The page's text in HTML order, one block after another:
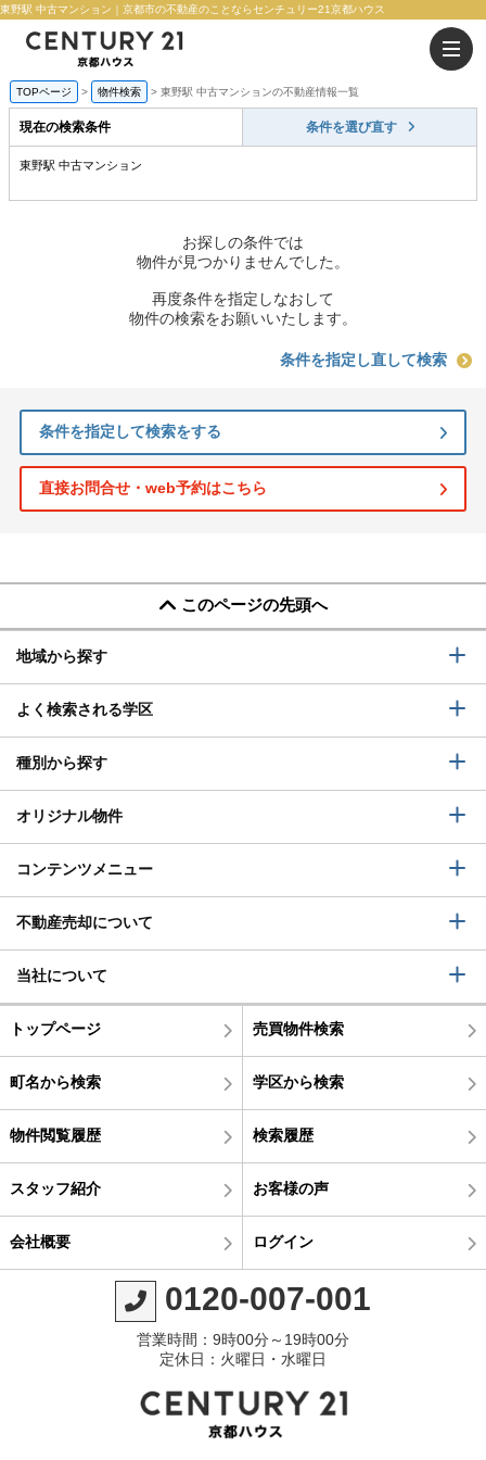
東野駅 中古マンション｜京都市の不動産のことならセンチュリー21京都ハウス
TOPページ 物件検索 東野駅 中古マンションの不動産情報一覧
現在の検索条件 条件を選び直す
東野駅 中古マンション
お探しの条件では
物件が見つかりませんでした。
再度条件を指定しなおして
物件の検索をお願いいたします。
条件を指定し直して検索
条件を指定して検索をする
直接お問合せ・web予約はこちら
このページの先頭へ
地域から探す
よく検索される学区
種別から探す
オリジナル物件
コンテンツメニュー
不動産売却について
当社について
トップページ 売買物件検索
町名から検索 学区から検索
物件閲覧履歴 検索履歴
スタッフ紹介 お客様の声
会社概要 ログイン
0120-007-001
営業時間：9時00分～19時00分
定休日：火曜日・水曜日